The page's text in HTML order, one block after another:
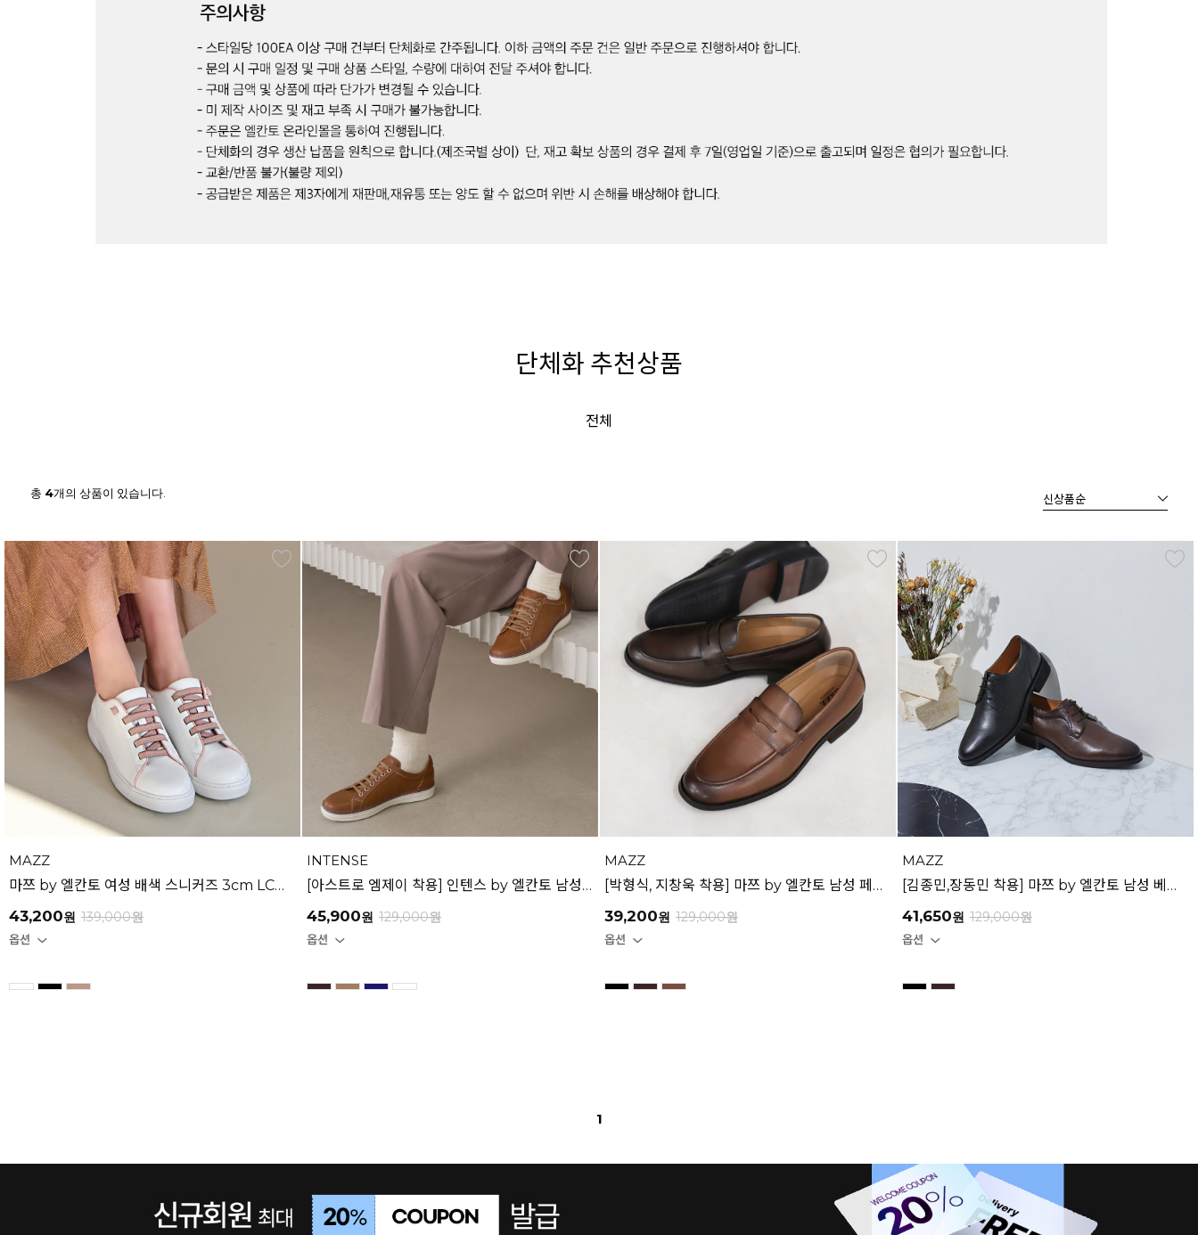
단체화 추천상품
전체
총 4개의 상품이 있습니다.
MAZZ
마쯔 by 엘칸토 여성 배색 스니커즈 3cm LCWS07M126
43,200원 139,000원
INTENSE
[아스트로 엠제이 착용] 인텐스 by 엘칸토 남성 클래식 스니커즈 3cm LCMS56I126
45,900원 129,000원
MAZZ
[박형식, 지창욱 착용] 마쯔 by 엘칸토 남성 페니 로퍼 3.5cm LCMD82I111
39,200원 129,000원
MAZZ
[김종민,장동민 착용] 마쯔 by 엘칸토 남성 베이직 정장화 3.5cm LCMD80I111
41,650원 129,000원
1